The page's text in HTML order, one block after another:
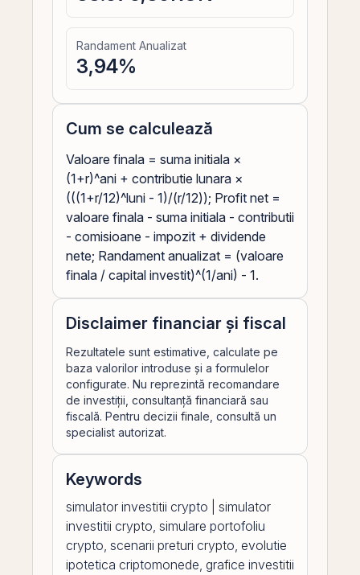
Randament Anualizat
3,94%
Cum se calculează
Valoare finala = suma initiala ×
(1+r)^ani + contributie lunara ×
(((1+r/12)^luni - 1)/(r/12)); Profit net =
valoare finala - suma initiala - contributii
- comisioane - impozit + dividende
nete; Randament anualizat = (valoare
finala / capital investit)^(1/ani) - 1.
Disclaimer financiar și fiscal
Rezultatele sunt estimative, calculate pe
baza valorilor introduse și a formulelor
configurate. Nu reprezintă recomandare
de investiții, consultanță financiară sau
fiscală. Pentru decizii finale, consultă un
specialist autorizat.
Keywords
simulator investitii crypto | simulator
investitii crypto, simulare portofoliu
crypto, scenarii preturi crypto, evolutie
ipotetica criptomonede, grafice investitii